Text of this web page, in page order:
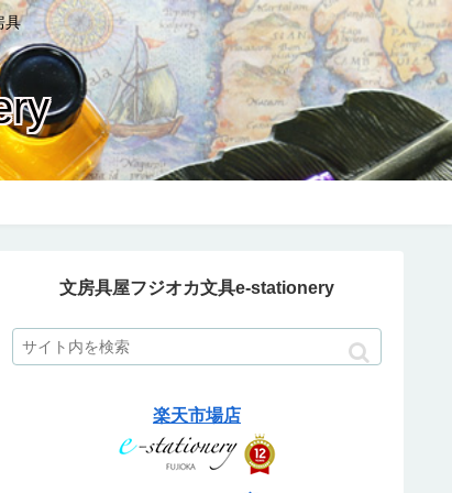
具
文房具屋フジオカ文具e-stationery
楽天市場店